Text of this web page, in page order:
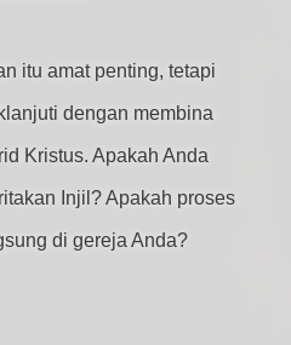
itu amat penting, tetapi
dengan membina
Kristus. Apakah Anda
Injil? Apakah proses
di gereja Anda?